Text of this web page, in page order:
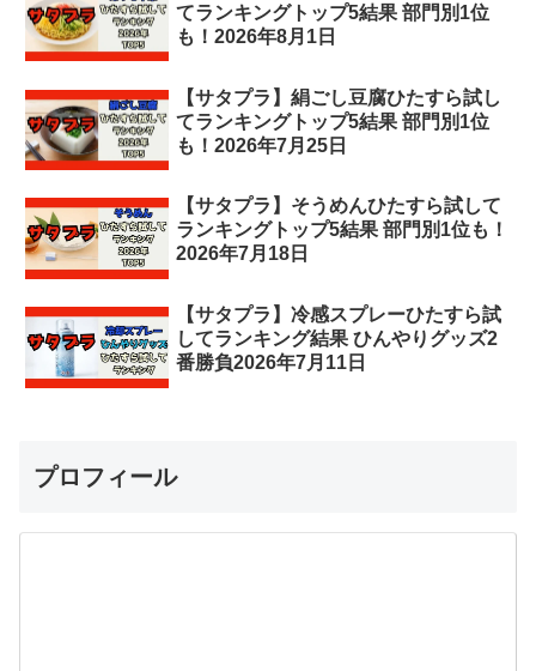
てランキングトップ5結果 部門別1位
も！2026年8月1日
【サタプラ】絹ごし豆腐ひたすら試し
てランキングトップ5結果 部門別1位
も！2026年7月25日
【サタプラ】そうめんひたすら試して
ランキングトップ5結果 部門別1位も！
2026年7月18日
【サタプラ】冷感スプレーひたすら試
してランキング結果 ひんやりグッズ2
番勝負2026年7月11日
プロフィール